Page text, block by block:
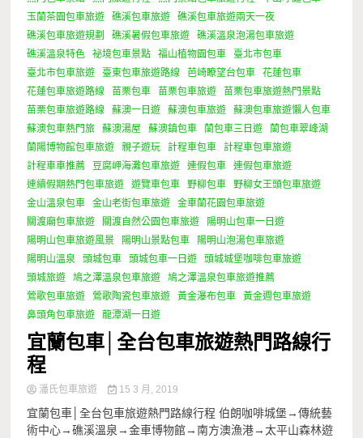
玉蘭茶園包車旅遊
礁溪包車旅遊
礁溪包車旅遊兩天一夜
礁溪包車旅遊規劃
礁溪暑假包車旅遊
礁溪溫泉泡湯包車旅遊
礁溪溫泉特色
祕境包車景點 福山植物園包車
臺北市包車
臺北市包車旅遊
臺東包車旅遊路線 芭崎瞭望台包車
花蓮包車
花蓮包車旅遊路線
苗栗包車 苗栗包車旅遊
苗栗包車旅遊熱門景點
苗栗包車旅遊路線
蘇澳一日遊 蘇澳包車旅遊
蘇澳包車旅遊懶人包車
蘇澳包車熱門旅
蘇澳湯屋 蘇澳鎮包車 蘭包車三日遊
蘭包車翠峰湖
蘭陽博物館包車旅遊
親子遊玩 計程車包車
計程車包車旅遊
計程車車推薦
豆腐岬海灘包車旅遊 連假包車
連假包車旅遊
連續假期熱門包車旅遊
遊覽車包車 野柳包車
野柳女王頭包車旅遊
金山溫泉包車
金山老街包車旅遊
金車蘭花園包車旅遊
關渡廟包車旅遊
關渡自然公園包車旅遊
陽明山包車一日遊
陽明山包車旅遊風景
陽明山景點包車
陽明山泡湯包車旅遊
陽明山溫泉
頭城包車 頭城包車一日遊
頭城城堡咖啡包車旅遊
頭城旅遊
鳩之澤溫泉包車旅遊
鳩之澤溫泉包車旅遊推薦
鶯歌包車旅遊
鶯歌陶瓷包車旅遊 黃金瀑布包車
黃金週包車旅遊
鼻頭角包車旅遊
龍潭湖一日遊
宜蘭包車│全台包車旅遊熱門路線行
程
潘氏包車旅遊 15 3 月, 2019
宜蘭包車│全台包車旅遊熱門路線行程 伯朗咖啡城堡→傳統藝
術中心→礁溪溫泉→金車博物館→南方澳漁港→太平山森林遊